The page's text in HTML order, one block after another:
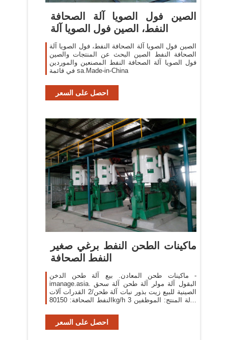
الصين فول الصويا آلة الصحافة
النفط، الصين فول الصويا آلة
الصين فول الصويا آلة الصحافة النفط، فول الصويا آلة
الصحافة النفط الصين البحث عن المنتجات والصين
فول الصويا آلة الصحافة النفط المصنعين والموردين
في قائمة sa.Made-in-China
احصل على السعر
ماكينات الطحن النفط برغي صغير
النفط الصحافة
ماكينات طحن المعادن. بيع آلة طحن الدخن -
imanage.asia. البقول آلة مولر آلة طحن آلة سحق
الصينية للبيع زيت بذور نبات آلة طحن/2 القدرات آلات
النفط الصحافة: 80150kg/h 3 حالة المنتج: الموظفين
احصل على السعر